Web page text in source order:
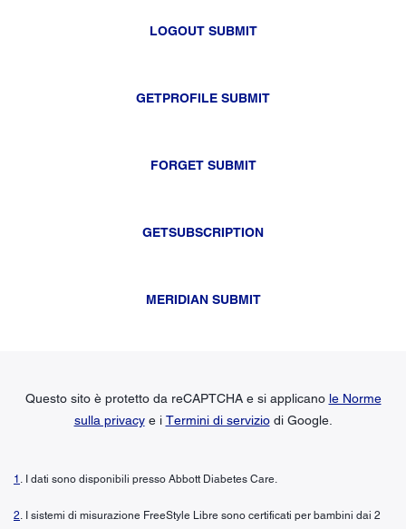
LOGOUT SUBMIT
GETPROFILE SUBMIT
FORGET SUBMIT
GETSUBSCRIPTION
MERIDIAN SUBMIT
Questo sito è protetto da reCAPTCHA e si applicano le Norme
sulla privacye i Termini di serviziodi Google.
1 . I dati sono disponibili presso Abbott Diabetes Care.
2. I sistemi di misurazione FreeStyle Libre sono certificati per bambini dai 2